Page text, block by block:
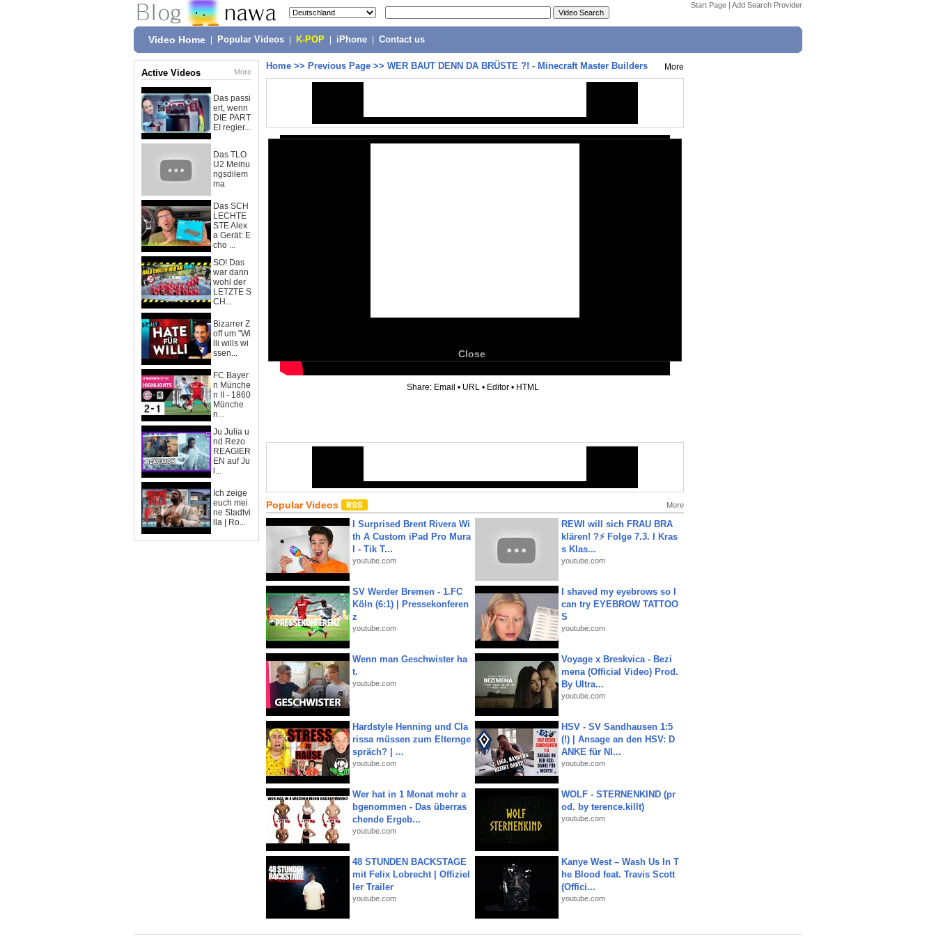
Start Page | Add Search Provider
Video Home Popular Videos K-POP iPhone Contact us
Active Videos More
Das passi
ert, wenn
DIE PART
EI regier...
Das TLO
U2 Meinu
ngsdilem
ma
Das SCH
LECHTE
STE Alex
a Gerät: E
cho ...
SO! Das
war dann
wohl der
LETZTE S
CH...
Bizarrer Z
off um "Wi
lli wills wi
ssen...
FC Bayer
n Münche
n II - 1860
Münche
n...
Ju Julia u
nd Rezo
REAGIER
EN auf Ju
l...
Ich zeige
euch mei
ne Stadtvi
lla | Ro...
Home >> Previous Page >> WER BAUT DENN DA BRÜSTE ?! - Minecraft Master Builders More
Close
Share: Email • URL • Editor • HTML
Popular Videos More
I Surprised Brent Rivera Wi
th A Custom iPad Pro Mura
l - Tik T...
youtube.com
REWI will sich FRAU BRA
klären! ?⚡️ Folge 7.3. I Kras
s Klas...
youtube.com
SV Werder Bremen - 1.FC
Köln (6:1) | Pressekonferen
z
youtube.com
I shaved my eyebrows so I
can try EYEBROW TATTOO
S
youtube.com
Wenn man Geschwister ha
t.
youtube.com
Voyage x Breskvica - Bezi
mena (Official Video) Prod.
By Ultra...
youtube.com
Hardstyle Henning und Cla
rissa müssen zum Elternge
spräch? | ...
youtube.com
HSV - SV Sandhausen 1:5
(!) | Ansage an den HSV: D
ANKE für NI...
youtube.com
Wer hat in 1 Monat mehr a
bgenommen - Das überras
chende Ergeb...
youtube.com
WOLF - STERNENKIND (pr
od. by terence.killt)
youtube.com
48 STUNDEN BACKSTAGE
mit Felix Lobrecht | Offiziel
ler Trailer
youtube.com
Kanye West – Wash Us In T
he Blood feat. Travis Scott
(Offici...
youtube.com